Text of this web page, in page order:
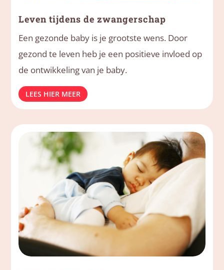
Leven tijdens de zwangerschap
Een gezonde baby is je grootste wens. Door
gezond te leven heb je een positieve invloed op
de ontwikkeling van je baby.
LEES HIER MEER